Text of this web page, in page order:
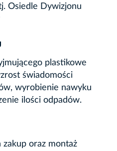
Osiedle Dywizjonu
plastikowe
świadomości
wyrobienie nawyku
ilości odpadów.
zakup oraz montaż